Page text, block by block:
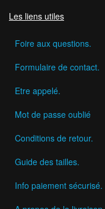
Les liens utiles
Foire aux questions.
Formulaire de contact.
Etre appelé.
Mot de passe oublié
Conditions de retour.
Guide des tailles.
Info paiement sécurisé.